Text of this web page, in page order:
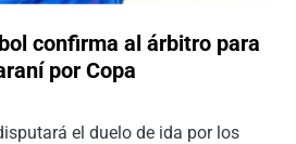
confirma al árbitro para
por Copa
el duelo de ida por los